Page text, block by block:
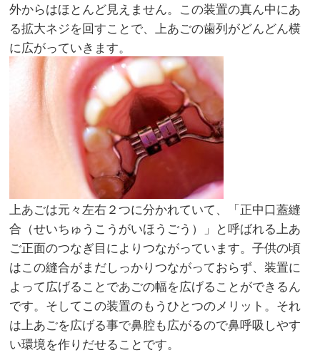
外からはほとんど見えません。この装置の真ん中にあ
る拡大ネジを回すことで、上あごの歯列がどんどん横
に広がっていきます。
上あごは元々左右２つに分かれていて、「正中口蓋縫
合（せいちゅうこうがいほうごう）」と呼ばれる上あ
ご正面のつなぎ目によりつながっています。子供の頃
はこの縫合がまだしっかりつながっておらず、装置に
よって広げることであごの幅を広げることができるん
です。そしてこの装置のもうひとつのメリット。それ
は上あごを広げる事で鼻腔も広がるので鼻呼吸しやす
い環境を作りだせることです。